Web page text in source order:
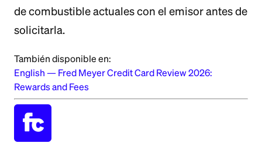
de combustible actuales con el emisor antes de
solicitarla.
También disponible en:
English — Fred Meyer Credit Card Review 2026:
Rewards and Fees